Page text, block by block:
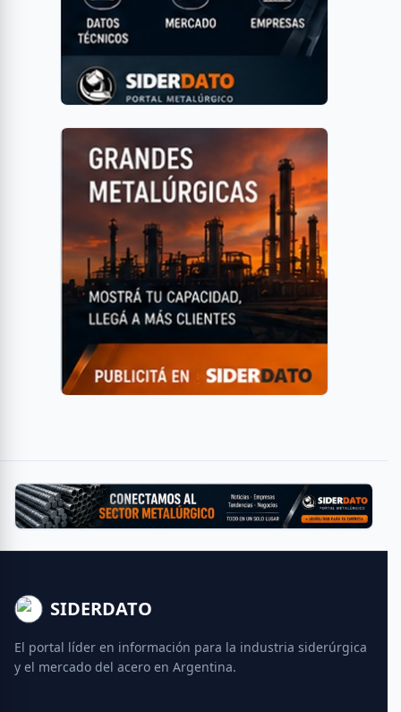
SIDERDATO
El portal líder en información para la industria siderúrgica
y el mercado del acero en Argentina.